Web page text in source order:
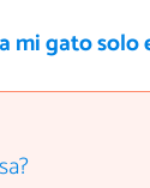
mi gato solo